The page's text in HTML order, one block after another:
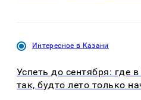
Интересное в Казани
Успеть до сентября: где
так, будто лето только